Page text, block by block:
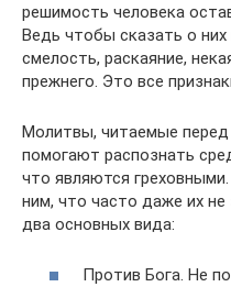
решимость человека
Ведь чтобы сказать о
смелость, раскаяние,
прежнего. Это все
Молитвы, читаемые
помогают распознать
что являются
ним, что часто даже их не
два основных вида:
Против Бога. Не